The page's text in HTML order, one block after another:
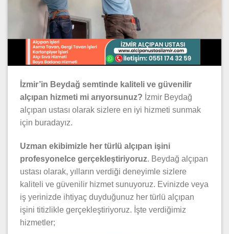
İzmir’in Beydağ semtinde kaliteli ve güvenilir
alçıpan hizmeti mi arıyorsunuz? İzmir Beydağ
alçıpan ustası olarak sizlere en iyi hizmeti sunmak
için buradayız.
Uzman ekibimizle her türlü alçıpan işini
profesyonelce gerçekleştiriyoruz. Beydağ alçıpan
ustası olarak, yılların verdiği deneyimle sizlere
kaliteli ve güvenilir hizmet sunuyoruz. Evinizde veya
iş yerinizde ihtiyaç duyduğunuz her türlü alçıpan
işini titizlikle gerçekleştiriyoruz. İşte verdiğimiz
hizmetler;